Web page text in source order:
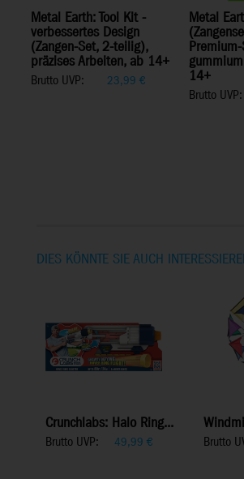
Metal Earth: Tool Kit -
verbessertes Design
(Zangen-Set, 2-teilig),
präzises Arbeiten, ab 14+
Brutto UVP: 23,99 €
Metal
14+
Brutto UVP:
DIES KÖNNTE SIE AUCH
Crunchlabs: Halo Ring...
Brutto UVP: 49,99 € Brutto